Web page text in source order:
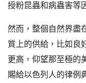
授粉昆蟲和病蟲害等
然而，整個自然界盡
質上的供給，比如良
更高，仰望那至極的
賜給以色列人的律例